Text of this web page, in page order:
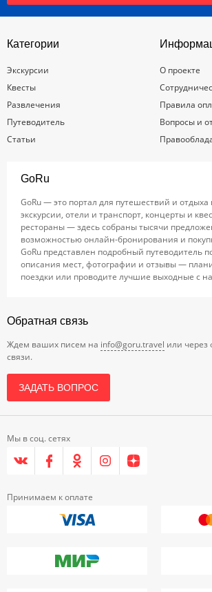
Категории
Экскурсии
Квесты
Развлечения
Путеводитель
Статьи
О проекте
Правила
Вопросы и
GoRu
GoRu — это портал для путешествий и отдыха
экскурсии, отели и транспорт, концерты и
рестораны — здесь собраны тысячи
возможностью онлайн-бронирования и
GoRu представлен подробный путеводитель
описания мест, фотографии и отзывы —
поездки или проводите лучшие выходные с
Обратная связь
Ждем ваших писем на info@goru.travel или через
связи.
ЗАДАТЬ ВОПРОС
Мы в соц. сетях
Принимаем к оплате